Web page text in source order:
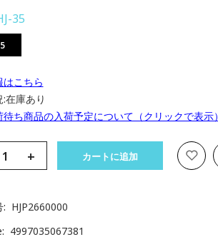
35
こちら
:在庫あり
ち商品の入荷予定について（クリックで表示）
+ カートに追加
HJP2660000
4997035067381